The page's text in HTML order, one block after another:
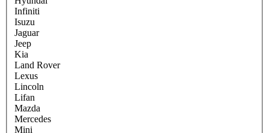
Infiniti
Isuzu
Jaguar
Jeep
Kia
Land Rover
Lexus
Lincoln
Lifan
Mazda
Mercedes
Mini